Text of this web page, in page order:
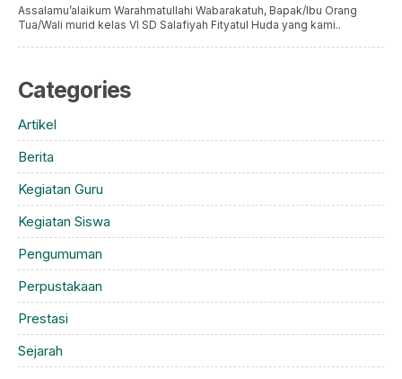
Assalamu’alaikum Warahmatullahi Wabarakatuh, Bapak/Ibu Orang
Tua/Wali murid kelas VI SD Salafiyah Fityatul Huda yang kami..
Categories
Artikel
Berita
Kegiatan Guru
Kegiatan Siswa
Pengumuman
Perpustakaan
Prestasi
Sejarah